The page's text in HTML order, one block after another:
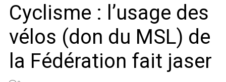
Cyclisme : l’usage des
vélos (don du MSL) de
la Fédération fait jaser